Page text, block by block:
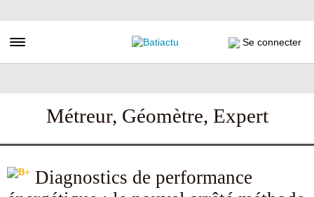
au
principal
Toggle navigation Se connecter
Métreur, Géomètre, Expert
Diagnostics de performance